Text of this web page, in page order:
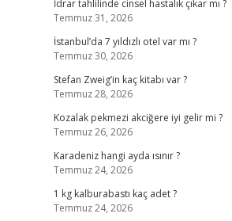
İdrar tahlilinde cinsel hastalık çıkar mı ?
Temmuz 31, 2026
İstanbul’da 7 yıldızlı otel var mı ?
Temmuz 30, 2026
Stefan Zweig’in kaç kitabı var ?
Temmuz 28, 2026
Kozalak pekmezi akciğere iyi gelir mi ?
Temmuz 26, 2026
Karadeniz hangi ayda ısınır ?
Temmuz 24, 2026
1 kg kalburabastı kaç adet ?
Temmuz 24, 2026